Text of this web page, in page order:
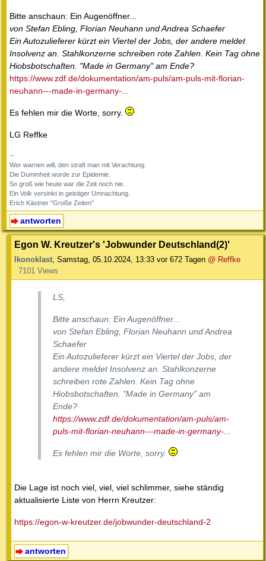
Bitte anschaun: Ein Augenöffner...
von Stefan Ebling, Florian Neuhann und Andrea Schaefer
Ein Autozulieferer kürzt ein Viertel der Jobs, der andere meldet
Insolvenz an. Stahlkonzerne schreiben rote Zahlen. Kein Tag ohne
Hiobsbotschaften. "Made in Germany" am Ende?
https://www.zdf.de/dokumentation/am-puls/am-puls-mit-florian-
neuhann---made-in-germany-...
Es fehlen mir die Worte, sorry.
LG Reffke
--
Wer warnen will, den straft man mit Verachtung.
Die Dummheit wurde zur Epidemie.
So groß wie heute war die Zeit noch nie.
Ein Volk versinkt in geistiger Umnachtung.
Erich Kästner "Große Zeiten"
antworten
Egon W. Kreutzer's 'Jobwunder Deutschland(2)'
Ikonoklast, Samstag, 05.10.2024, 13:33 vor 672 Tagen @ Reffke
7101 Views
LS,
Bitte anschaun: Ein Augenöffner...
von Stefan Ebling, Florian Neuhann und Andrea
Schaefer
Ein Autozulieferer kürzt ein Viertel der Jobs, der
andere meldet Insolvenz an. Stahlkonzerne
schreiben rote Zahlen. Kein Tag ohne
Hiobsbotschaften. "Made in Germany" am
Ende?
https://www.zdf.de/dokumentation/am-puls/am-
puls-mit-florian-neuhann---made-in-germany-...
Es fehlen mir die Worte, sorry.
Die Lage ist noch viel, viel, viel schlimmer, siehe ständig
aktualisierte Liste von Herrn Kreutzer:
https://egon-w-kreutzer.de/jobwunder-deutschland-2
antworten